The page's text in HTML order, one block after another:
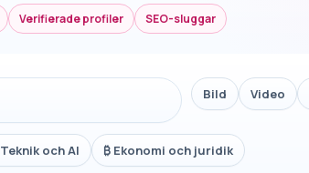
Verifierade profiler SEO-sluggar
Bild Video
Teknik och AI ₿ Ekonomi och juridik